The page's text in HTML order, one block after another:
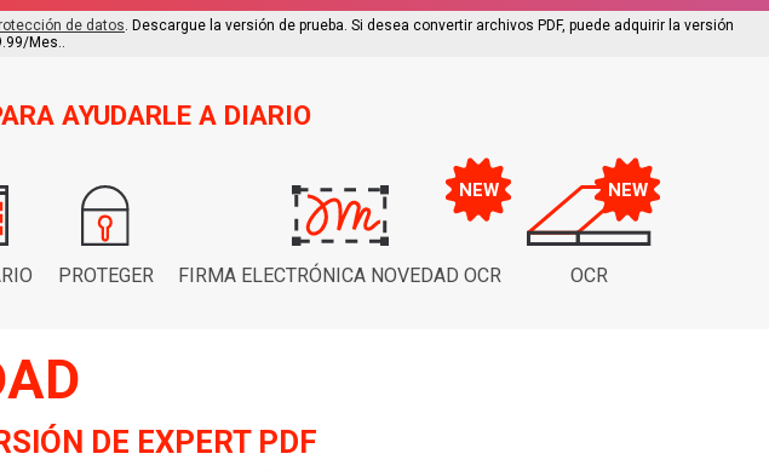
de datos. Descargue la versión de prueba. Si desea convertir archivos PDF, puede adquirir la versión
Mes..
AYUDARLE A DIARIO
PROTEGER FIRMA ELECTRÓNICA NOVEDAD OCR OCR
DE EXPERT PDF